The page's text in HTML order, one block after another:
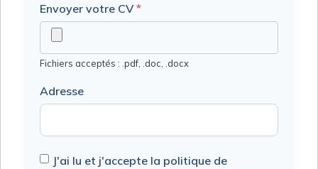
Envoyer votre CV*
Fichiers acceptés : .pdf, .doc, .docx
Adresse
J'ai lu et j'accepte la politique de